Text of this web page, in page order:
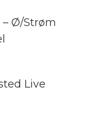
– Ø/Strøm
Live